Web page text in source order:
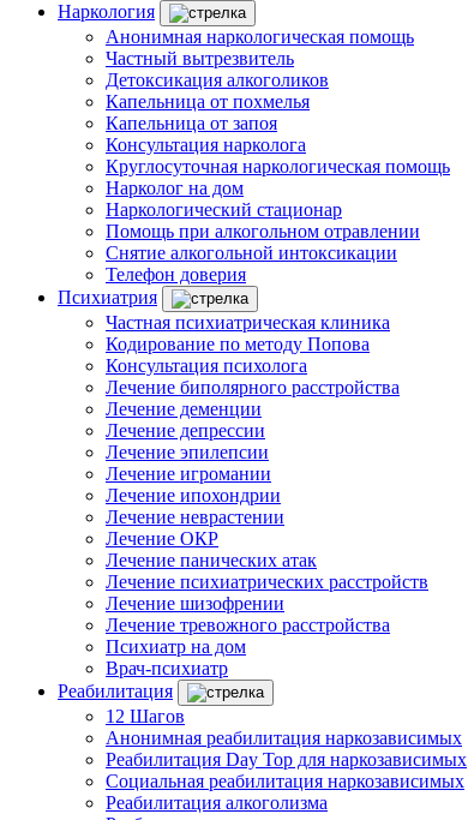
Наркология
Анонимная наркологическая помощь
Частный вытрезвитель
Детоксикация алкоголиков
Капельница от похмелья
Капельница от запоя
Консультация нарколога
Круглосуточная наркологическая помощь
Нарколог на дом
Наркологический стационар
Помощь при алкогольном отравлении
Снятие алкогольной интоксикации
Телефон доверия
Психиатрия
Частная психиатрическая клиника
Кодирование по методу Попова
Консультация психолога
Лечение биполярного расстройства
Лечение деменции
Лечение депрессии
Лечение эпилепсии
Лечение игромании
Лечение ипохондрии
Лечение неврастении
Лечение ОКР
Лечение панических атак
Лечение психиатрических расстройств
Лечение шизофрении
Лечение тревожного расстройства
Психиатр на дом
Врач-психиатр
Реабилитация
12 Шагов
Анонимная реабилитация наркозависимых
Реабилитация Day Top для наркозависимых
Социальная реабилитация наркозависимых
Реабилитация алкоголизма